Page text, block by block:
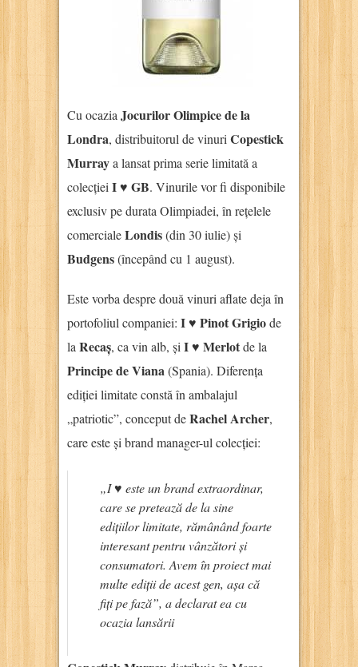
Cu ocazia Jocurilor Olimpice de la
Londra, distribuitorul de vinuri Copestick
Murraya lansat prima serie limitată a
colecției I ♥ GB. Vinurile vor fi disponibile
exclusiv pe durata Olimpiadei, în rețelele
comercialeLondis(din 30 iulie) și
Budgens(începând cu 1 august).
Este vorba despre două vinuri aflate deja în
portofoliul companiei: I ♥ Pinot Grigiode
la Recaș, ca vin alb, și I ♥ Merlotde la
Principe de Viana(Spania). Diferența
ediției limitate constă în ambalajul
„patriotic”, conceput deRachel Archer,
care este și brand manager-ul colecției:
„I ♥ este un brand extraordinar,
care se pretează de la sine
edițiilor limitate, rămânând foarte
interesant pentru vânzători și
consumatori. Avem în proiect mai
multe ediții de acest gen, așa că
fiți pe fază”, a declarat ea cu
ocazia lansării